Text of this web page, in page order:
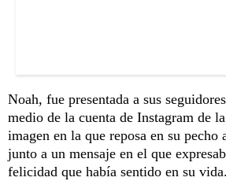
Noah, fue presentada a sus
medio de la cuenta de Instagram de
imagen en la que reposa en su pecho
junto a un mensaje en el que
felicidad que había sentido en su vida.